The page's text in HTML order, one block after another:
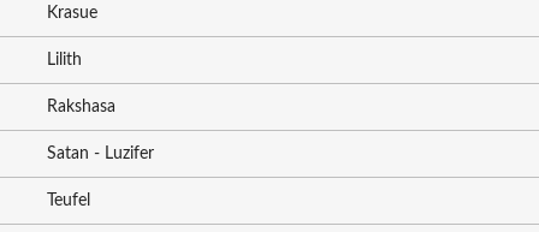
Krasue
Lilith
Rakshasa
Satan - Luzifer
Teufel